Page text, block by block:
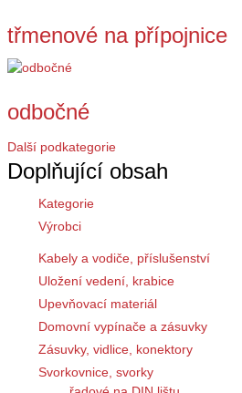
třmenové na přípojnice
odbočné
Další podkategorie
Doplňující obsah
Kategorie
Výrobci
Kabely a vodiče, příslušenství
Uložení vedení, krabice
Upevňovací materiál
Domovní vypínače a zásuvky
Zásuvky, vidlice, konektory
Svorkovnice, svorky